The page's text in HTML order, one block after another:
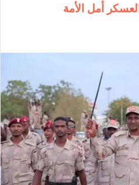
أمل الأمة